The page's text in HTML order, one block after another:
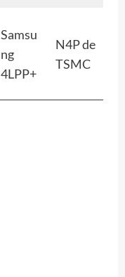
Samsu
ng
4LPP+
N4P de
TSMC